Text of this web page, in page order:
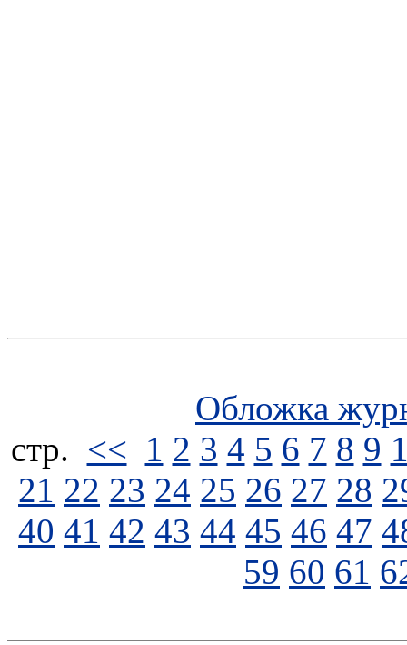
Обложка
стp. << 1 2 3 4 5 6 7 8 9
21 22 23 24 25 26 27 28
40 41 42 43 44 45 46 47
59 60 61